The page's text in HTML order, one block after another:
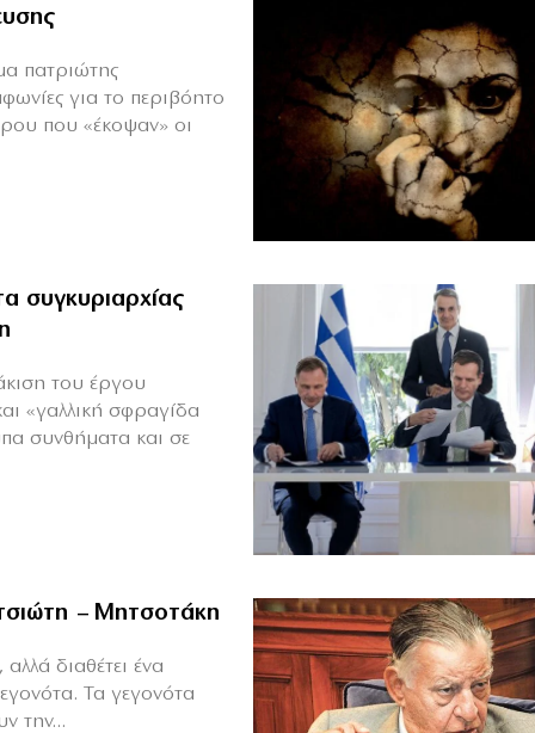
πατριώτης
για το περιβόητο
που «έκοψαν» οι
συγκυριαρχίας
του έργου
«γαλλική σφραγίδα
συνθήματα και σε
– Μητσοτάκη
διαθέτει ένα
Τα γεγονότα
την...